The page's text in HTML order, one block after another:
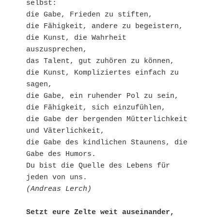
selbst:
die Gabe, Frieden zu stiften,
die Fähigkeit, andere zu begeistern,
die Kunst, die Wahrheit
auszusprechen,
das Talent, gut zuhören zu können,
die Kunst, Kompliziertes einfach zu
sagen,
die Gabe, ein ruhender Pol zu sein,
die Fähigkeit, sich einzufühlen,
die Gabe der bergenden Mütterlichkeit
und Väterlichkeit,
die Gabe des kindlichen Staunens, die
Gabe des Humors.
Du bist die Quelle des Lebens für
(Andreas Lerch)
Setzt eure Zelte weit auseinander,